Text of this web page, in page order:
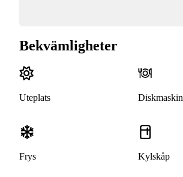
Bekvämligheter
Uteplats Diskmaskin
Frys Kylskåp